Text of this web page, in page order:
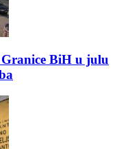
BiH u julu